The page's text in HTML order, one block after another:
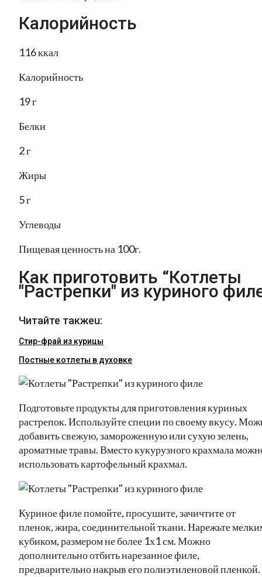
Калорийность
116 ккал
Калорийность
19 г
Белки
2 г
Жиры
5 г
Углеводы
Пищевая ценность на 100г.
Как приготовить “Котлеты
"Растрепки" из куриного
Читайте такжеu:
Стир-фрай из курицы
Постные котлеты в духовке
Подготовьте продукты для приготовления куриных
растрепок. Используйте специи по своему вкусу.
добавить свежую, замороженную или сухую зелень,
ароматные травы. Вместо кукурузного крахмала
использовать картофельный крахмал.
Куриное филе помойте, просушите, зачичтите от
пленок, жира, соединительной ткани. Нарежьте
кубиком, размером не более 1х1 см. Можно
дополнительно отбить нарезанное филе,
предварительно накрыв его полиэтиленовой пленкой.